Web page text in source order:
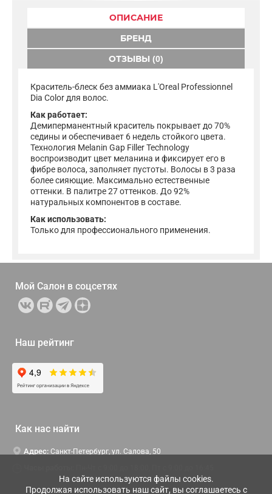
На сайте используются файлы cookies.
Продолжая использовать наш сайт, вы соглашаетесь с
ОПИСАНИЕ
БРЕНД
ОТЗЫВЫ (0)
Краситель-блеск без аммиака L'Oreal Professionnel
Dia Color для волос.
Как работает:
Демиперманентный краситель покрывает до 70%
седины и обеспечивает 6 недель стойкого цвета.
Технология Melanin Gap Filler Technology
воспроизводит цвет меланина и фиксирует его в
фибре волоса, заполняет пустоты. Волосы в 3 раза
более сияющие. Максимально естественные
оттенки. В палитре 27 оттенков. До 92%
натуральных компонентов в составе.
Как использовать:
Только для профессионального применения.
Мой Салон в соцсетях
Наш рейтинг
Как нас найти
Адрес: Санкт-Петербург, ул. Салова, 50